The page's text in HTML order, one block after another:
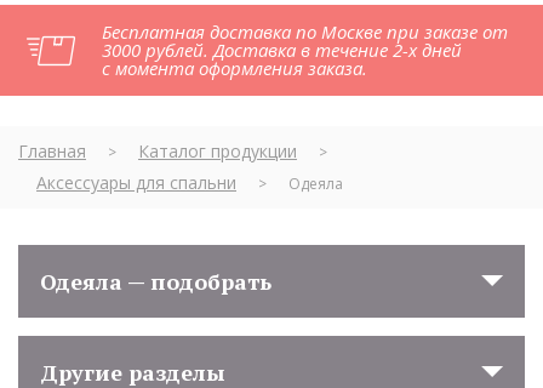
Бесплатная доставка по Москве при заказе от
3000 рублей. Доставка в течение 2-х дней
с момента оформления заказа.
Главная > Каталог продукции >
Аксессуары для спальни > Одеяла
Одеяла — подобрать
Другие разделы